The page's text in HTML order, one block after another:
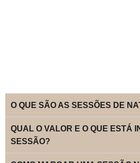
O QUE SÃO AS SESSÕES DE
QUAL O VALOR E O QUE ESTÁ
SESSÃO?